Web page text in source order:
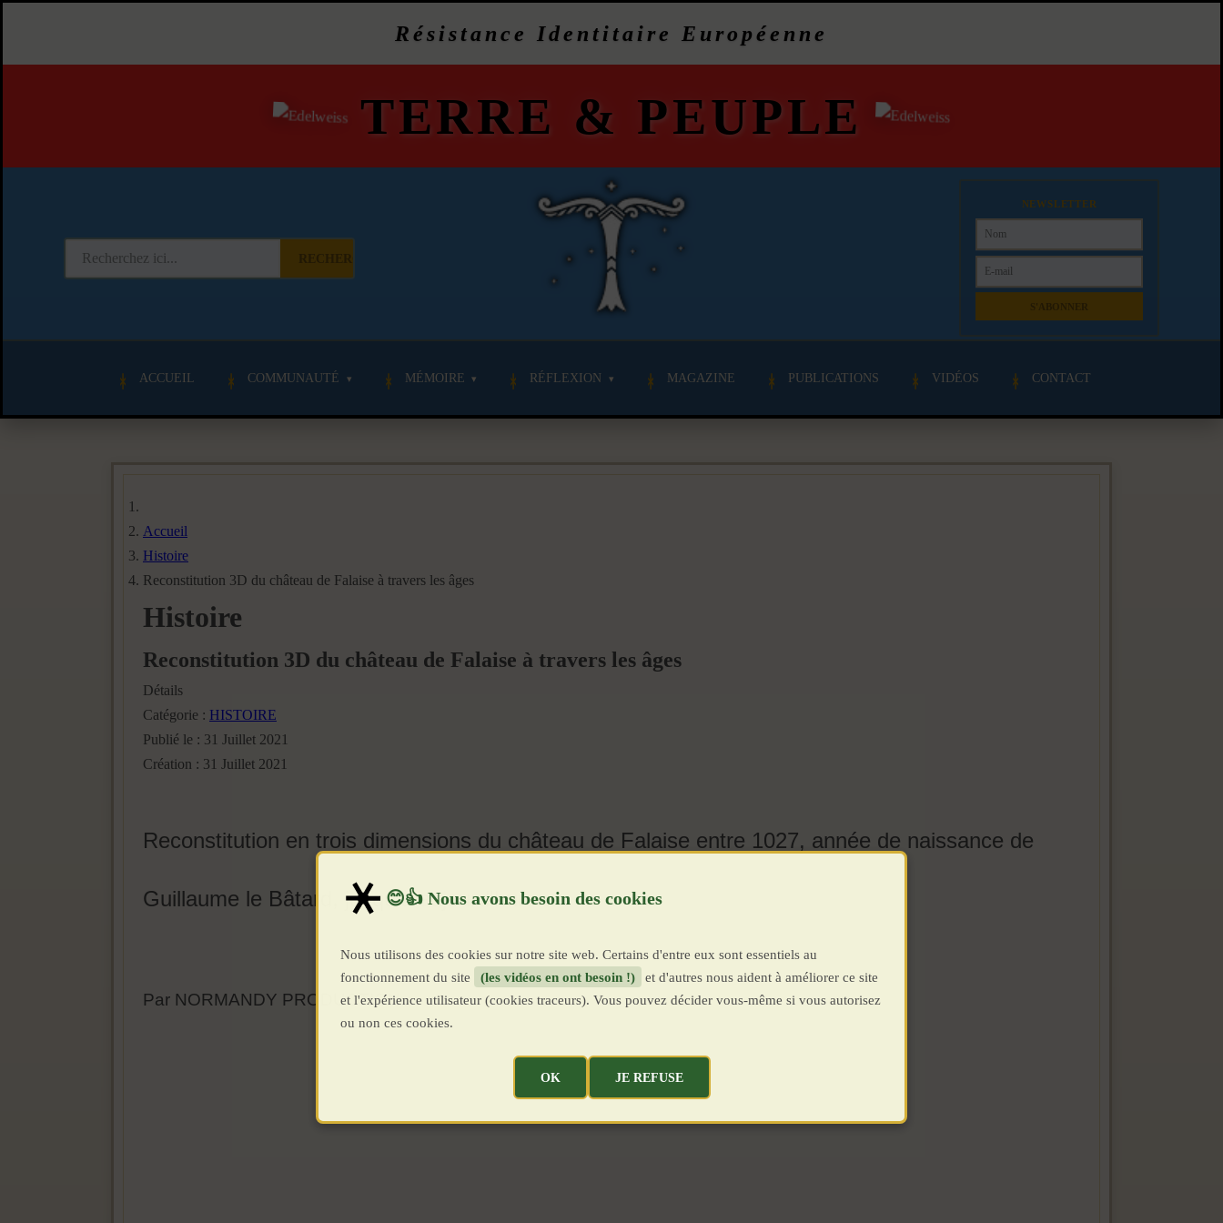
Résistance Identitaire Européenne
TERRE & PEUPLE
NEWSLETTER
ACCUEIL COMMUNAUTÉ MÉMOIRE RÉFLEXION MAGAZINE PUBLICATIONS VIDÉOS CONTACT
Accueil
Histoire
Reconstitution 3D du château de Falaise à travers les âges
Histoire
Reconstitution 3D du château de Falaise à travers les âges
Détails
Catégorie : HISTOIRE
Publié le : 31 Juillet 2021
Création : 31 Juillet 2021
Reconstitution en trois dimensions du château de Falaise entre 1027, année de naissance de
Guillaume le Bâtard, jusqu'à aujourd'hui.
Par NORMANDY PRODUCTION
Nous utilisons des cookies sur notre site web. Certains d'entre eux sont essentiels au
fonctionnement du site
(les vidéos en ont besoin !)
et d'autres nous aident à améliorer ce site
et l'expérience utilisateur (cookies traceurs). Vous pouvez décider vous-même si vous autorisez
ou non ces cookies.
OK JE REFUSE